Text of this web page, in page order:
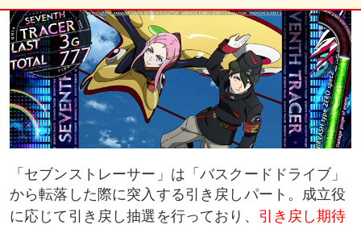
規定G数到達時のバスクードドライブストック抽選
「セブンストレーサー」は「バスクードドライブ」
から転落した際に突入する引き戻しパート。成立役
に応じて引き戻し抽選を行っており、 引き戻し期待